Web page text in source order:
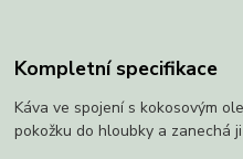
Kompletní specifikace
Káva ve spojení s kokosovým
pokožku do hloubky a zanechá